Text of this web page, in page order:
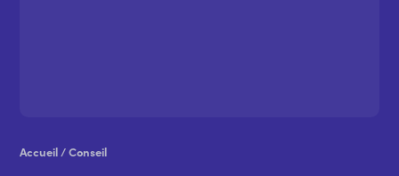
Accueil/Conseil